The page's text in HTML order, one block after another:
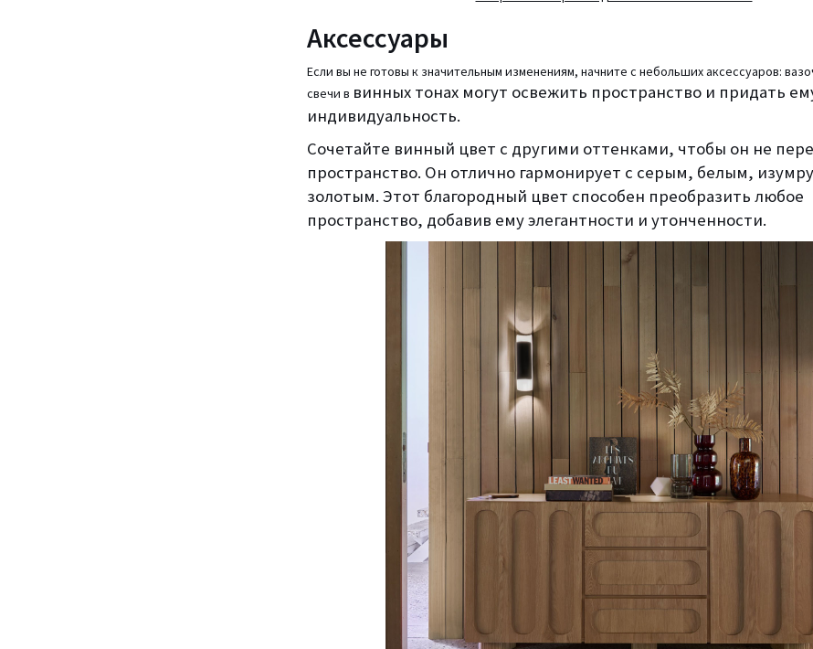
Аксессуары
Если вы не готовы к значительным изменениям, начните с небольших аксессуаров:
свечи в винных тонах могут освежить пространство и придать
индивидуальность.
Сочетайте винный цвет с другими оттенками, чтобы он не
пространство. Он отлично гармонирует с серым, белым,
золотым. Этот благородный цвет способен преобразить любое
пространство, добавив ему элегантности и утонченности.